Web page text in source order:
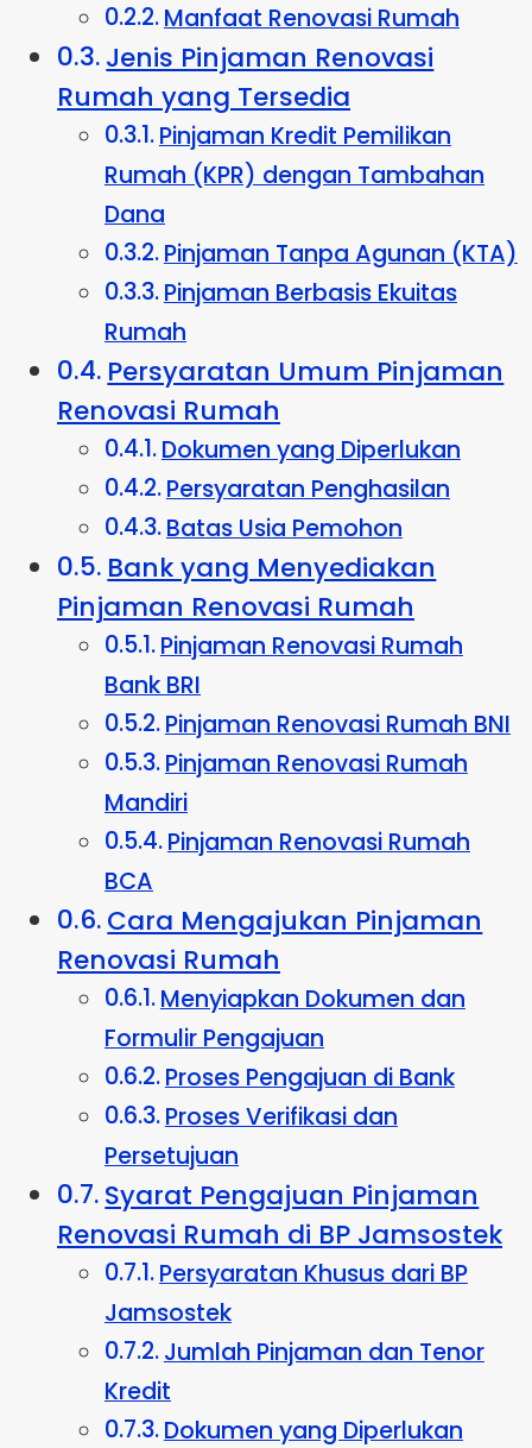
Manfaat Renovasi Rumah
Jenis Pinjaman Renovasi
Rumah yang Tersedia
Pinjaman Kredit Pemilikan
Rumah (KPR) dengan Tambahan
Dana
Pinjaman Tanpa Agunan (KTA)
Pinjaman Berbasis Ekuitas
Rumah
Persyaratan Umum Pinjaman
Renovasi Rumah
Dokumen yang Diperlukan
Persyaratan Penghasilan
Batas Usia Pemohon
Bank yang Menyediakan
Pinjaman Renovasi Rumah
Pinjaman Renovasi Rumah
Bank BRI
Pinjaman Renovasi Rumah BNI
Pinjaman Renovasi Rumah
Mandiri
Pinjaman Renovasi Rumah
BCA
Cara Mengajukan Pinjaman
Renovasi Rumah
Menyiapkan Dokumen dan
Formulir Pengajuan
Proses Pengajuan di Bank
Proses Verifikasi dan
Persetujuan
Syarat Pengajuan Pinjaman
Renovasi Rumah di BP Jamsostek
Persyaratan Khusus dari BP
Jamsostek
Jumlah Pinjaman dan Tenor
Kredit
Dokumen yang Diperlukan